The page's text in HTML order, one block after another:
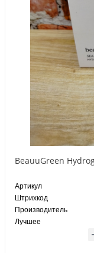
Артикул
Штрихкод
Производитель
Лучшее